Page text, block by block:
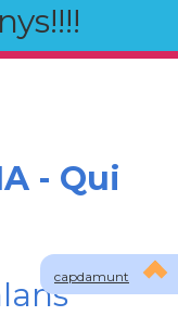
capdamunt
- Qui